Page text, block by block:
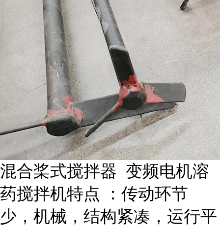
混合桨式搅拌器 变频电机溶
药搅拌机特点 ：传动环节
少，机械，结构紧凑，运行平